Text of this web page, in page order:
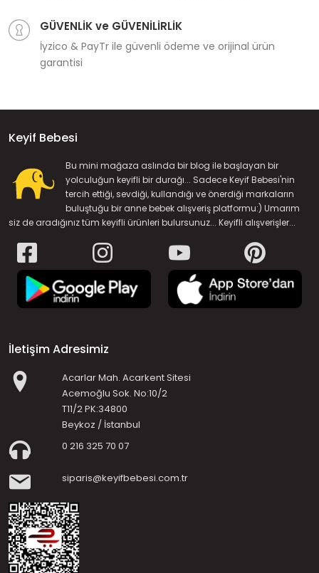
GÜVENLİK ve GÜVENİLİRLİK
İyzico & PayTr ile güvenli ödeme ve orijinal ürün
garantisi
Keyif Bebesi
Bu mini mağaza aslında bir blog ile başlayan bir
yolculuğun keyifli bir durağı... Sadece Keyif Bebesi'nin
tercih ettiği, sevdiği, kullandığı ve önerdiği markaların
buluştuğu bir anne bebek alışveriş platformu:) Umarım
siz de aradığınız tüm keyifli ürünleri bulursunuz... Keyifli alışverişler...
İletişim Adresimiz
Acarlar Mah. Acarkent Sitesi
Acemoğlu Sok. No:10/2
T11/2 PK:34800
Beykoz / İstanbul
0 216 325 70 07
siparis@keyifbebesi.com.tr